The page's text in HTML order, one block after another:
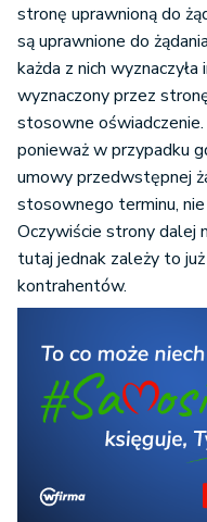
stronę uprawnioną do
są uprawnione do
każda z nich
wyznaczony przez
stosowne
ponieważ w przypadku
umowy przedwstępnej
stosownego terminu, nie
Oczywiście strony dalej
tutaj jednak zależy to
kontrahentów.